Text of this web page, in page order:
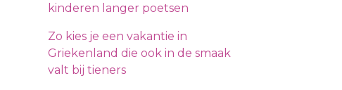
kinderen langer poetsen
Zo kies je een vakantie in
Griekenland die ook in de smaak
valt bij tieners